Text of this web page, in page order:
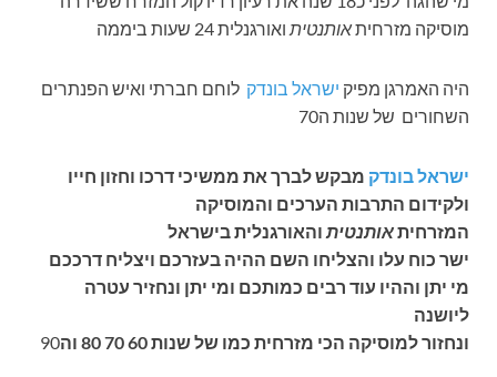
מוסיקה מזרחיתאותנטית ואורגנלית 24 שעות ביממה
היה האמרגן מפיק ישראל בונדק לוחם חברתי ואיש הפנתרים
השחורים של שנות ה70
ישראל בונדק מבקש לברך את ממשיכי דרכו וחזון חייו
ולקידום התרבות הערכים והמוסיקה
המזרחיתאותנטית והאורגנלית בישראל
ישר כוח עלו והצליחו השם ההיה בעזרכם ויצליח דרככם
מי יתן וההיו עוד רבים כמותכם ומי יתן ונחזיר עטרה
ליושנה
ונחזור למוסיקה הכי מזרחית כמו של שנות 60 70 80 וה
90